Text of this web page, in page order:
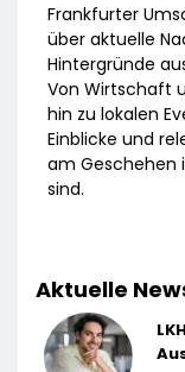
Frankfurter
über aktuelle
Hintergründe
Von Wirtschaft
hin zu lokalen
Einblicke und
am Geschehen
sind.
Aktuelle